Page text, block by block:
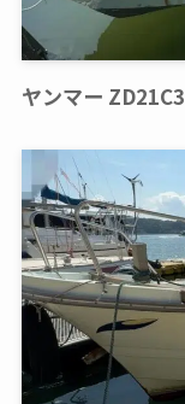
ヤンマー ZD21C3